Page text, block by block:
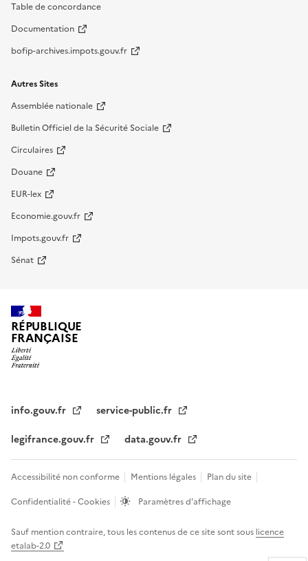
Table de concordance
Documentation
bofip-archives.impots.gouv.fr
Autres Sites
Assemblée nationale
Bulletin Officiel de la Sécurité Sociale
Circulaires
Douane
EUR-lex
Economie.gouv.fr
Impots.gouv.fr
Sénat
RÉPUBLIQUE
FRANÇAISE
info.gouv.fr
service-public.fr
legifrance.gouv.fr
data.gouv.fr
Accessibilité non conforme Mentions légales
Plan du site
Confidentialité - Cookies
Paramètres d'affichage
Sauf mention contraire, tous les contenus de ce site sont sous licence
etalab-2.0